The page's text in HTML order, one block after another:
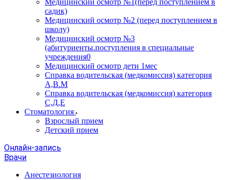
Медицинский осмотр №1(перед поступлением в
садик)
Медицинский осмотр №2 (перед поступлением в
школу)
Медицинский осмотр №3
(абитуриенты.поступления в специальные
учреждения0
Медицинский осмотр дети 1мес
Справка водительская (медкомиссия) категория
А,В.М
Справка водительская (медкомиссия) категория
С,Д,Е
Стоматология
Взрослый прием
Детский прием
Онлайн-запись
Врачи
Анестезиология